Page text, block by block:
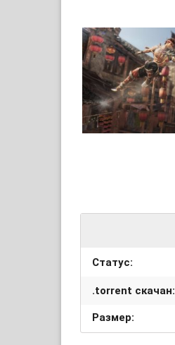
Статус:
.torrent скачан:
Размер: